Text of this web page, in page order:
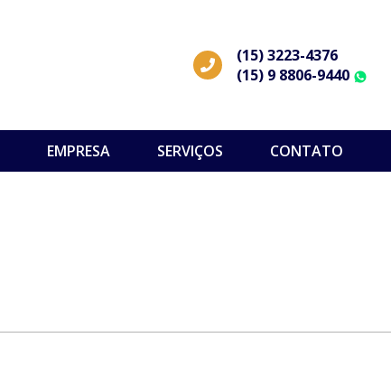
(15) 3223-4376
(15) 9 8806-9440
EMPRESA SERVIÇOS CONTATO